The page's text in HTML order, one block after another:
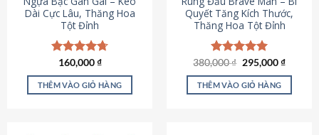
trên
trang
sản
phẩm
Dài Cực Lâu, Thăng Hoa
Tột Đỉnh
Được xếp
hạng4.73
5 sao
160,000₫
THÊM VÀO GIỎ HÀNG
Quyết Tăng Kích Thước,
Thăng Hoa Tột Đỉnh
Được xếp
hạng5.00
5 sao
380,000₫ Giá
là:
380,000 ₫.
295,000₫Giá
tại
THÊM VÀO GIỎ HÀNG